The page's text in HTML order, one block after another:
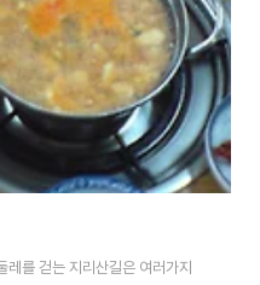
를 걷는 지리산길은 여러가지